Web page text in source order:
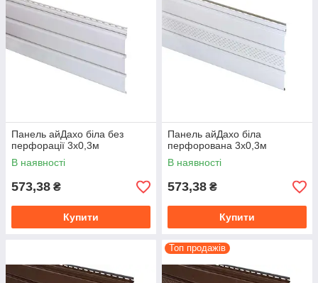
Панель айДахо біла без
перфорації 3х0,3м
В наявності
573,38 ₴
Купити
Панель айДахо біла
перфорована 3х0,3м
В наявності
573,38 ₴
Купити
Топ продажів